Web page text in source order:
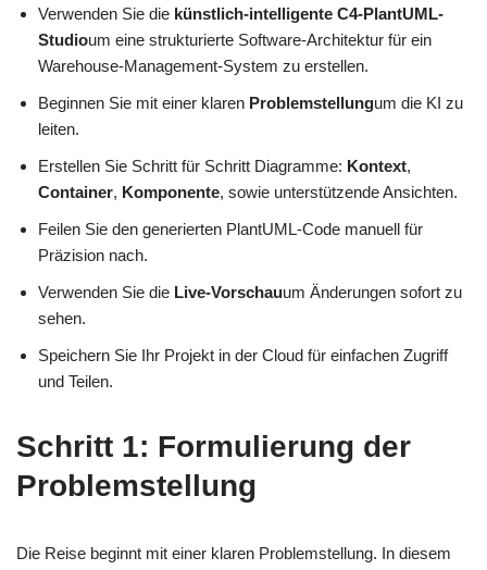
Verwenden Sie die künstlich-intelligente C4-PlantUML-
Studioum eine strukturierte Software-Architektur für ein
Warehouse-Management-System zu erstellen.
Beginnen Sie mit einer klaren Problemstellungum die KI zu
leiten.
Erstellen Sie Schritt für Schritt Diagramme: Kontext,
Container, Komponente, sowie unterstützende Ansichten.
Feilen Sie den generierten PlantUML-Code manuell für
Präzision nach.
Verwenden Sie die Live-Vorschauum Änderungen sofort zu
sehen.
Speichern Sie Ihr Projekt in der Cloud für einfachen Zugriff
und Teilen.
Schritt 1: Formulierung der
Problemstellung
Die Reise beginnt mit einer klaren Problemstellung. In diesem